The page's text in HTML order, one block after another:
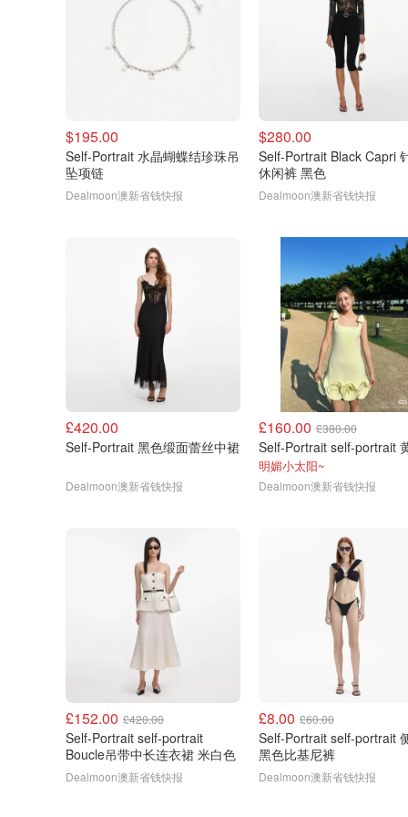
$195.00
Self-Portrait 水晶蝴蝶结珍珠吊
坠项链
Dealmoon澳新省钱快报
$280.00
Self-Portrait Black Capri
休闲裤 黑色
Dealmoon澳新省钱快报
£420.00
Self-Portrait 黑色缎面蕾丝中裙
Dealmoon澳新省钱快报
£160.00 £380.00
明媚小太阳~
Dealmoon澳新省钱快报
£152.00 £420.00
Self-Portrait self-portrait
Boucle吊带中长连衣裙 米白色
Dealmoon澳新省钱快报
£8.00 £60.00
Self-Portrait self-portrait
黑色比基尼裤
Dealmoon澳新省钱快报